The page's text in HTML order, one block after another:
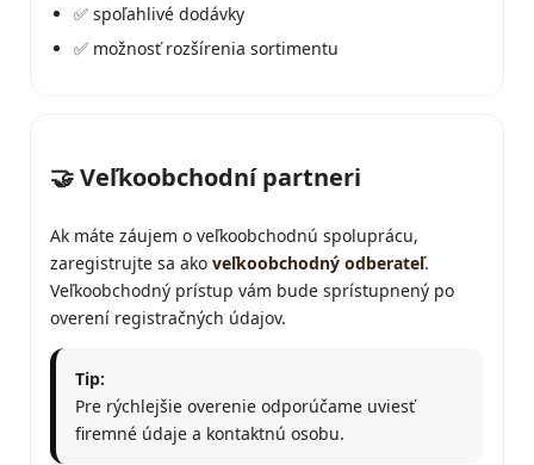
✅ spoľahlivé dodávky
✅ možnosť rozšírenia sortimentu
🤝 Veľkoobchodní partneri
Ak máte záujem o veľkoobchodnú spoluprácu,
zaregistrujte sa ako veľkoobchodný odberateľ.
Veľkoobchodný prístup vám bude sprístupnený po
overení registračných údajov.
Tip:
Pre rýchlejšie overenie odporúčame uviesť
firemné údaje a kontaktnú osobu.